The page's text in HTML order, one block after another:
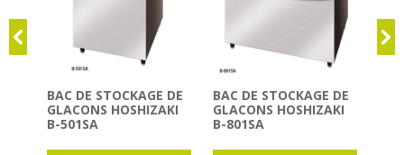
BAC DE STOCKAGE DE
GLACONS HOSHIZAKI
B-501SA
BAC DE STOCKAGE DE
GLACONS HOSHIZAKI
B-801SA